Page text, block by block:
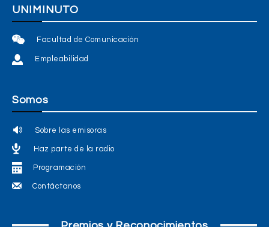
UNIMINUTO
Facultad de Comunicación
Empleabilidad
Somos
Sobre las emisoras
Haz parte de la radio
Programación
Contáctanos